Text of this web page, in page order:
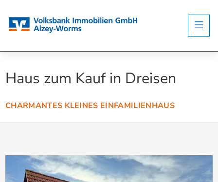
Haus zum Kauf in Dreisen
CHARMANTES KLEINES EINFAMILIENHAUS